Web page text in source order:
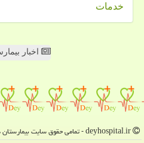
خدمات
اخبار